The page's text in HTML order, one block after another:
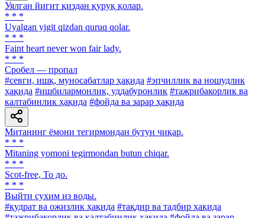
Уялган йигит қиздан қуруқ қолар.
* * *
Uyalgan yigit qizdan quruq qolar.
* * *
Faint heart never won fair lady.
* * *
Сробел — пропал
#севги, ишқ, муносабатлар ҳақида #эпчиллик ва ношудлик
ҳақида #ишбилармонлик, уддабуронлик #тажрибакорлик ва
калтабинлик ҳақида #фойда ва зарар ҳақида
Митанинг ёмони тегирмондан бутун чиқар.
* * *
Mitaning yomoni tegirmondan butun chiqar.
* * *
Scot-free, То до.
* * *
Выйти сухим из воды.
#қудрат ва ожизлик ҳақида #тақдир ва тадбир ҳақида